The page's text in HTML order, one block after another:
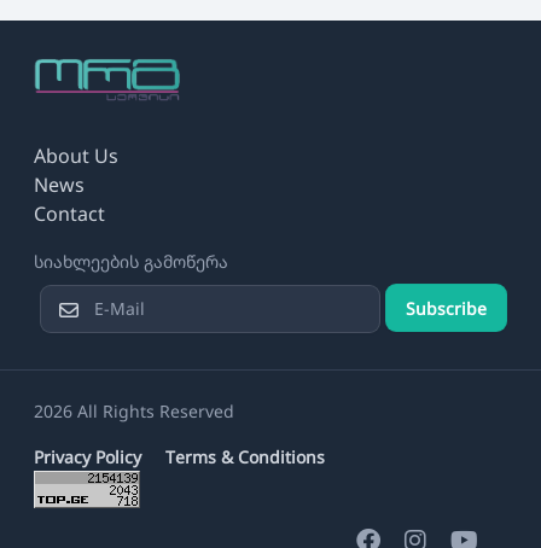
About Us
News
Contact
სიახლეების გამოწერა
Subscribe
2026 All Rights Reserved
Privacy Policy
Terms & Conditions